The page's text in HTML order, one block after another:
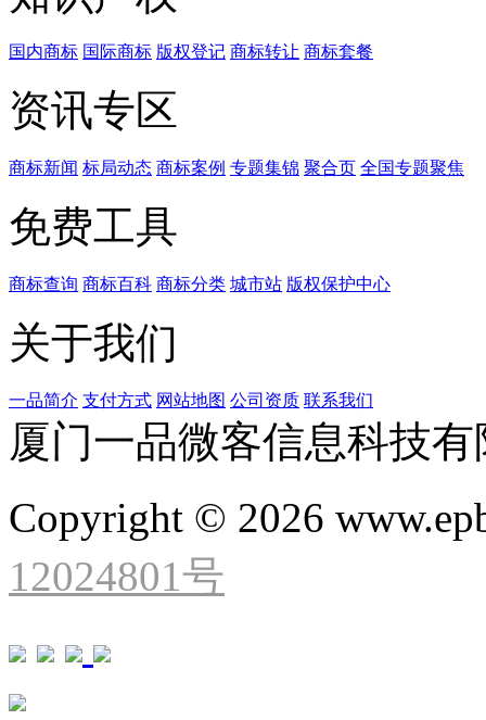
国内商标 国际商标 版权登记 商标转让 商标套餐
资讯专区
商标新闻 标局动态 商标案例 专题集锦 聚合页 全国专题聚焦
免费工具
商标查询 商标百科 商标分类 城市站 版权保护中心
关于我们
一品简介 支付方式 网站地图 公司资质 联系我们
厦门一品微客信息科技
Copyright © 2026
12024801号